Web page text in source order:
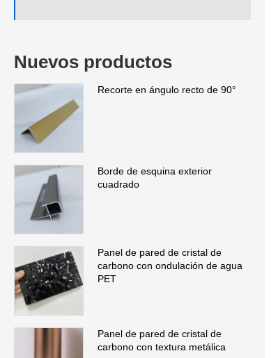
Nuevos productos
Recorte en ángulo recto de 90°
Borde de esquina exterior
cuadrado
Panel de pared de cristal de
carbono con ondulación de agua
PET
Panel de pared de cristal de
carbono con textura metálica